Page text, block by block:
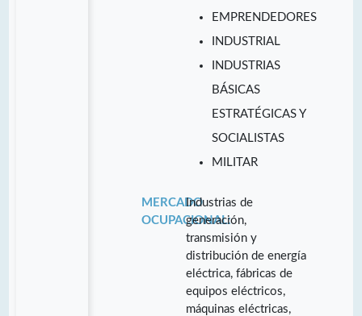
EMPRENDEDORES
INDUSTRIAL
INDUSTRIAS
BÁSICAS
ESTRATÉGICAS Y
SOCIALISTAS
MILITAR
MERCADO
OCUPACIONAL:
Industrias de
generación,
transmisión y
distribución de energía
eléctrica, fábricas de
equipos eléctricos,
máquinas eléctricas,